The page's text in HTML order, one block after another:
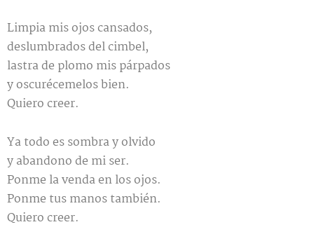
Limpia mis ojos cansados,
deslumbrados del cimbel,
lastra de plomo mis párpados
y oscurécemelos bien.
Quiero creer.
Ya todo es sombra y olvido
y abandono de mi ser.
Ponme la venda en los ojos.
Ponme tus manos también.
Quiero creer.